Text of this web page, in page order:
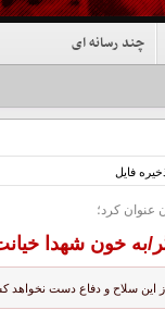
چند رسانه ای
فایل
عنوان کرد؛
به خون شهدا
این سلاح و دفاع دست نخواهد